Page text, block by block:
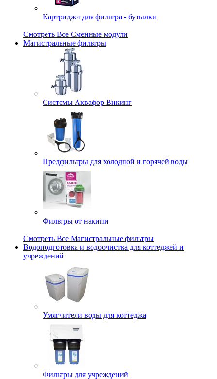
Картриджи для фильтра - бутылки
Смотреть Все Сменные модули
Магистральные фильтры
Системы Аквафор Викинг
Предфильтры для холодной и горячей воды
Фильтры от накипи
Смотреть Все Магистральные фильтры
Водоподготовка и водоочистка для коттеджей и
учреждений
Умягчители воды для коттеджа
Фильтры для учреждений